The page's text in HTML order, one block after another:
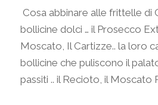
Cosa abbinare alle frittelle di
bollicine dolci … il Prosecco
Moscato, Il Cartizze.. la loro
bollicine che puliscono il
passiti .. il Recioto, il Moscato